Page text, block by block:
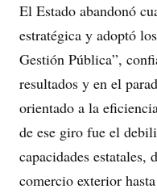
El Estado abandonó
estratégica y adoptó
Gestión Pública”,
resultados y en el
orientado a la
de ese giro fue el
capacidades estatales,
comercio exterior